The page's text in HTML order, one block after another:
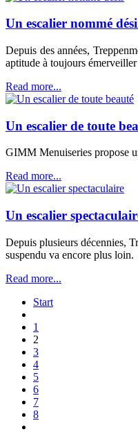
Un escalier nommé
Depuis des années,
aptitude à toujours
Read more...
Un escalier de toute
GIMM Menuiseries propose
Read more...
Un escalier
Depuis plusieurs décennies,
suspendu va encore plus loin.
Read more...
Start
1
2
3
4
5
6
7
8